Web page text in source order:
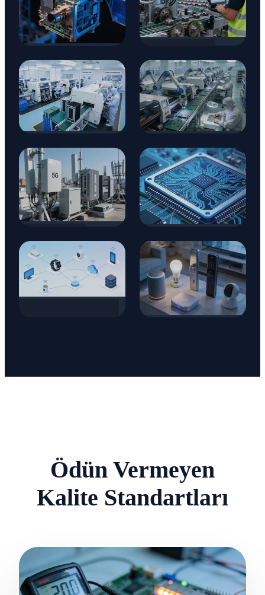
Havacılık ve
Uzay
Otomotiv
Tıbbi Endüstriyel
İletişim Yarı İletken
Ödün Vermeyen
Kalite Standartları